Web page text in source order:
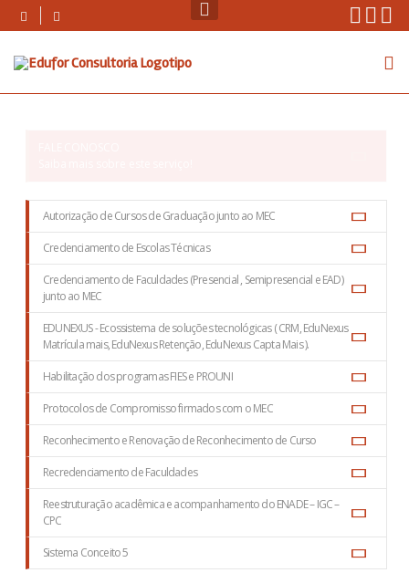
Skip
to
content
Autorização de Cursos de Graduação junto ao MEC
Credenciamento de Escolas Técnicas
Credenciamento de Faculdades (Presencial , Semipresencial e EAD)
junto ao MEC
EDUNEXUS - Ecossistema de soluções tecnológicas ( CRM, EduNexus
Matrícula mais, EduNexus Retenção, EduNexus Capta Mais ).
Habilitação dos programas FIES e PROUNI
Protocolos de Compromisso firmados com o MEC
Reconhecimento e Renovação de Reconhecimento de Curso
Recredenciamento de Faculdades
Reestruturação acadêmica e acompanhamento do ENADE – IGC –
CPC
Sistema Conceito 5